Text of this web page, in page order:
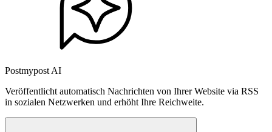
Postmypost AI
Veröffentlicht automatisch Nachrichten von Ihrer Website via RSS
in sozialen Netzwerken und erhöht Ihre Reichweite.